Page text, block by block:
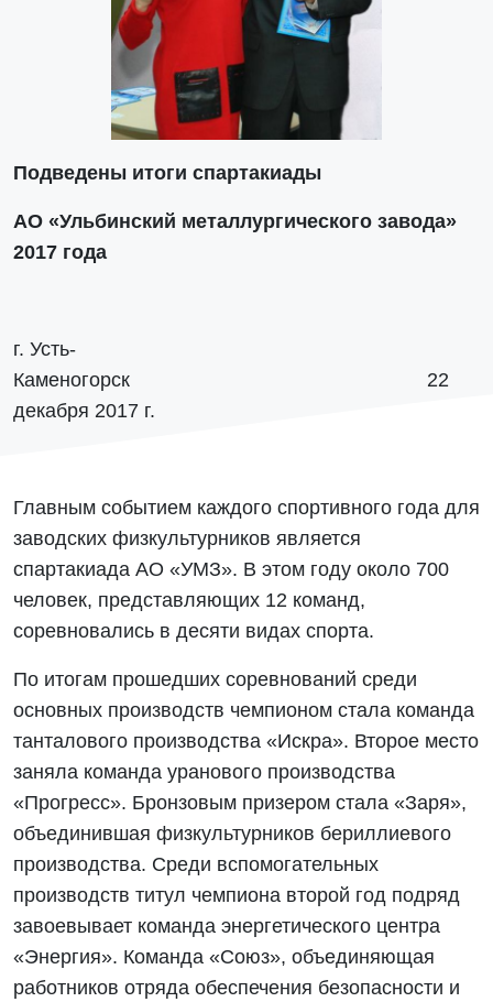
Подведены итоги спартакиады
АО «Ульбинский металлургического завода»
2017 года
г. Усть-
Каменогорск 22
декабря 2017 г.
Главным событием каждого спортивного года для
заводских физкультурников является
спартакиада АО «УМЗ». В этом году около 700
человек, представляющих 12 команд,
соревновались в десяти видах спорта.
По итогам прошедших соревнований среди
основных производств чемпионом стала команда
танталового производства «Искра». Второе место
заняла команда уранового производства
«Прогресс». Бронзовым призером стала «Заря»,
объединившая физкультурников бериллиевого
производства. Среди вспомогательных
производств титул чемпиона второй год подряд
завоевывает команда энергетического центра
«Энергия». Команда «Союз», объединяющая
работников отряда обеспечения безопасности и